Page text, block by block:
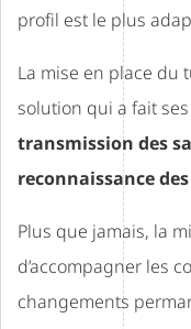
profil est le plus
La mise en place du
solution qui a fait
transmission des
reconnaissance
Plus que jamais, la
d’accompagner les
changements